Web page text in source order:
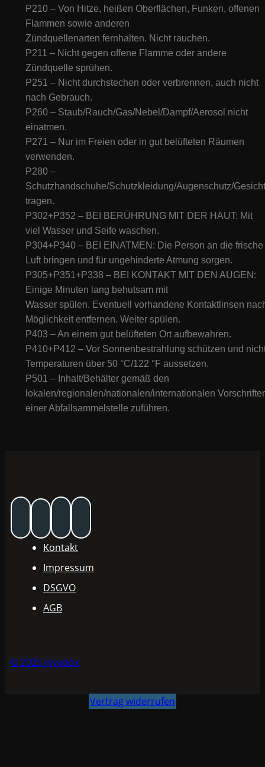
P210 – Von Hitze, heißen Oberflächen, Funken, offenen
Flammen sowie anderen
Zündquellenarten fernhalten. Nicht rauchen.
P211 – Nicht gegen offene Flamme oder andere
Zündquelle sprühen.
P251 – Nicht durchstechen oder verbrennen, auch nicht
nach Gebrauch.
P260 – Staub/Rauch/Gas/Nebel/Dampf/Aerosol nicht
einatmen.
P271 – Nur im Freien oder in gut belüfteten Räumen
verwenden.
P280 –
Schutzhandschuhe/Schutzkleidung/Augenschutz/
tragen.
P302+P352 – BEI BERÜHRUNG MIT DER HAUT: Mit
viel Wasser und Seife waschen.
P304+P340 – BEI EINATMEN: Die Person an die frische
Luft bringen und für ungehinderte Atmung sorgen.
P305+P351+P338 – BEI KONTAKT MIT DEN AUGEN:
Einige Minuten lang behutsam mit
Wasser spülen. Eventuell vorhandene Kontaktlinsen
Möglichkeit entfernen. Weiter spülen.
P403 – An einem gut belüfteten Ort aufbewahren.
P410+P412 – Vor Sonnenbestrahlung schützen und
Temperaturen über 50 °C/122 °F aussetzen.
P501 – Inhalt/Behälter gemäß den
lokalen/regionalen/nationalen/internationalen
einer Abfallsammelstelle zuführen.
Kontakt
Impressum
DSGVO
AGB
© 2025 Invadox
Vertrag widerrufen